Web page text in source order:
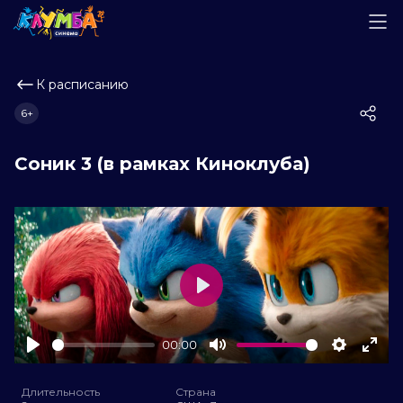
К расписанию
Соник 3 (в рамках Киноклуба)
6+
Play
00:00
Mute Settings
Play
Длительность
Страна